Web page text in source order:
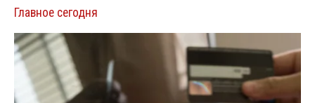
Главное сегодня